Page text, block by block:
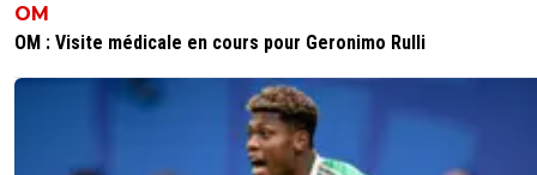
OM
OM : Visite médicale en cours pour Geronimo Rulli